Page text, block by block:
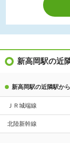
新高岡駅の近
新高岡駅の近隣駅か
ＪＲ城端線
北陸新幹線